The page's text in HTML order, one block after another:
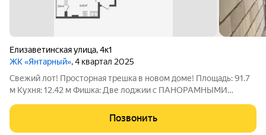
Елизаветинская улица,4к1
ЖК «Янтарный», 4 квартал 2025
Свежий лот! Просторная трешка в новом доме! Площадь: 91.7
м Кухня: 12.42 м Фишка: Две лоджии с ПАНОРАМНЫМИ
отопление (платите копейки за коммуналку и греетесь, когда
Позвонить